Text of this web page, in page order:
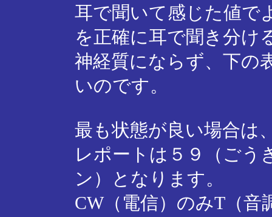
耳で聞いて感じた値で
を正確に耳で聞き分け
神経質にならず、下の
いのです。
最も状態が良い場合は
レポートは５９（ご
ン）となります。
CW（電信）のみT（